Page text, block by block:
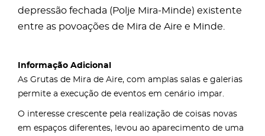
depressão fechada (Polje Mira-Minde) existente
entre as povoações de Mira de Aire e Minde.
Informação Adicional
As Grutas de Mira de Aire, com amplas salas e galerias
permite a execução de eventos em cenário impar.
O interesse crescente pela realização de coisas novas
em espaços diferentes, levou ao aparecimento de uma